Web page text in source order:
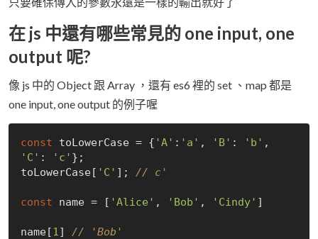
在 js 中還有哪些常見的 one input, one
output 呢?
像 js 中的 Object 跟 Array ，還有 es6 裡的 set 、map 都是
one input, one output 的例子喔
const toLowerCase = { 'A' : 'a' , 'B' : 'b'
'C' : 'c' };
toLowerCase[ 'C' ]; // c'
const name = [ 'Alice' , 'Bob' , 'Cindy' ]
name[1] // 'Bob'